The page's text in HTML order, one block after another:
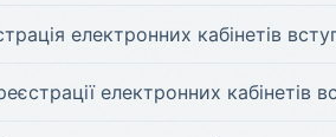
електронних кабінетів
електронних кабінетів